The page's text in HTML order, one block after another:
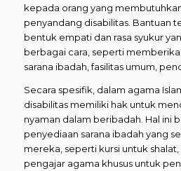
kepada orang yang
penyandang disabilitas. Bantuan
bentuk empati dan rasa syukur
berbagai cara, seperti
sarana ibadah, fasilitas umum,
Secara spesifik, dalam agama
disabilitas memiliki hak untuk
nyaman dalam beribadah. Hal ini
penyediaan sarana ibadah yang
mereka, seperti kursi untuk shalat,
pengajar agama khusus untuk